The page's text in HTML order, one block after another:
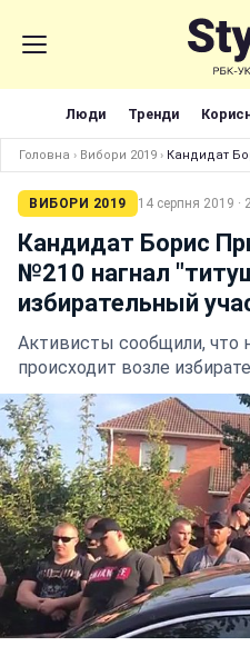
Люди Тренди
Головна › Вибори 2019 › Кандидат
ВИБОРИ 2019 14 серпня 2019 ·
Кандидат Борис
№210 нагнал
избирательный
Активисты сообщили, что
происходит возле